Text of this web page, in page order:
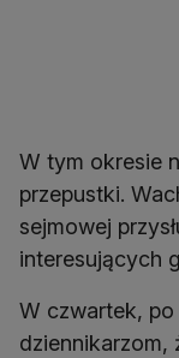
W tym okresie
przepustki.
sejmowej
interesujących
W czwartek, po
dziennikarzom,